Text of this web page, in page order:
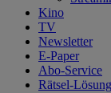
Kino
TV
Newsletter
E-Paper
Abo-Service
Rätsel-Lösung